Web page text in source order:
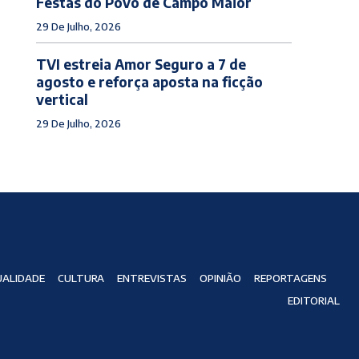
29 De Julho, 2026
TVI estreia Amor Seguro a 7 de
agosto e reforça aposta na ficção
vertical
29 De Julho, 2026
CULTURA ENTREVISTAS OPINIÃO
REPORTAGENS
EDITORIAL